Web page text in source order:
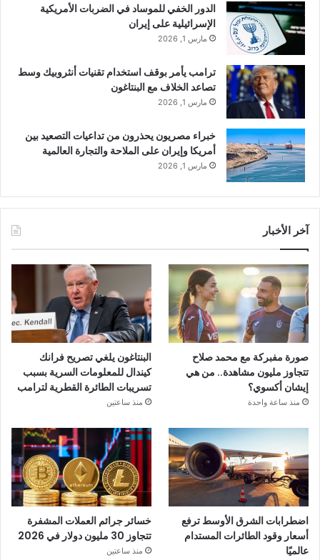
الدور الخفي للموساد في الضربات الأمريكية
الإسرائيلية على إيران
مارس 1, 2026
ترامب يأمر بوقف استخدام تقنيات أنثروبيك وسط
تصاعد الخلاف مع البنتاغون
مارس 1, 2026
خبراء مصريون يحذرون من تداعيات التصعيد بين
أمريكا وإيران على الملاحة والتجارة العالمية
مارس 1, 2026
آخر الأخبار
صورة مفبركة مع محمد صلاح
تتجاوز مليون مشاهدة.. من هي
إيشان أكسوي؟
منذ ساعة واحدة
البنتاغون يلغي تصريح فرانك
كيندال للمعلومات السرية بسبب
تسريبات الطائرة القطرية لترامب
منذ ساعتين
اضطرابات الشرق الأوسط ترفع
أسعار وقود الطائرات المستدام
عالميًا
خسائر جرائم العملات المشفرة
تتجاوز 30 مليون دولار في 2026
منذ ساعتين